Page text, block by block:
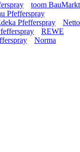
toom BauMarkt
Pfefferspray
Pfefferspray
Netto
REWE
Norma